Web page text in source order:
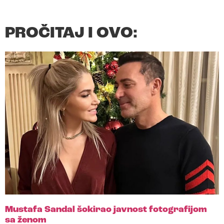
PROČITAJ I OVO:
Mustafa Sandal šokirao javnost fotografijom
sa ženom